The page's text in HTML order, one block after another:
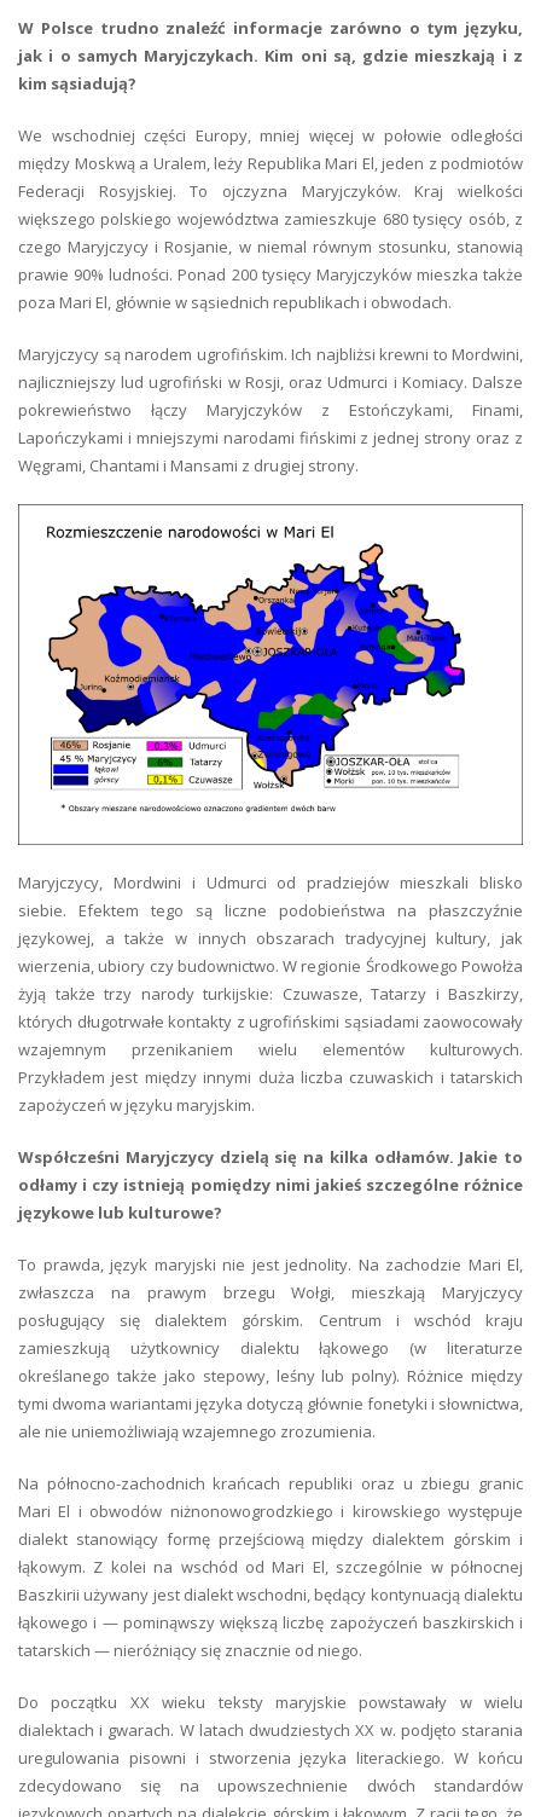
W Polsce trudno znaleźć informacje zarówno o tym języku,
jak i o samych Maryjczykach. Kim oni są, gdzie mieszkają i z
kim sąsiadują?
We wschodniej części Europy, mniej więcej w połowie odległości
między Moskwą a Uralem, leży Republika Mari El, jeden z podmiotów
Federacji Rosyjskiej. To ojczyzna Maryjczyków. Kraj wielkości
większego polskiego województwa zamieszkuje 680 tysięcy osób, z
czego Maryjczycy i Rosjanie, w niemal równym stosunku, stanowią
prawie 90% ludności. Ponad 200 tysięcy Maryjczyków mieszka także
poza Mari El, głównie w sąsiednich republikach i obwodach.
Maryjczycy są narodem ugrofińskim. Ich najbliżsi krewni to Mordwini,
najliczniejszy lud ugrofiński w Rosji, oraz Udmurci i Komiacy. Dalsze
pokrewieństwo łączy Maryjczyków z Estończykami, Finami,
Lapończykami i mniejszymi narodami fińskimi z jednej strony oraz z
Węgrami, Chantami i Mansami z drugiej strony.
Maryjczycy, Mordwini i Udmurci od pradziejów mieszkali blisko
siebie. Efektem tego są liczne podobieństwa na płaszczyźnie
językowej, a także w innych obszarach tradycyjnej kultury, jak
wierzenia, ubiory czy budownictwo. W regionie Środkowego Powołża
żyją także trzy narody turkijskie: Czuwasze, Tatarzy i Baszkirzy,
których długotrwałe kontakty z ugrofińskimi sąsiadami zaowocowały
wzajemnym przenikaniem wielu elementów kulturowych.
Przykładem jest między innymi duża liczba czuwaskich i tatarskich
zapożyczeń w języku maryjskim.
Współcześni Maryjczycy dzielą się na kilka odłamów. Jakie to
odłamy i czy istnieją pomiędzy nimi jakieś szczególne różnice
językowe lub kulturowe?
To prawda, język maryjski nie jest jednolity. Na zachodzie Mari El,
zwłaszcza na prawym brzegu Wołgi, mieszkają Maryjczycy
posługujący się dialektem górskim. Centrum i wschód kraju
zamieszkują użytkownicy dialektu łąkowego (w literaturze
określanego także jako stepowy, leśny lub polny). Różnice między
tymi dwoma wariantami języka dotyczą głównie fonetyki i słownictwa,
ale nie uniemożliwiają wzajemnego zrozumienia.
Na północno-zachodnich krańcach republiki oraz u zbiegu granic
Mari El i obwodów niżnonowogrodzkiego i kirowskiego występuje
dialekt stanowiący formę przejściową między dialektem górskim i
łąkowym. Z kolei na wschód od Mari El, szczególnie w północnej
Baszkirii używany jest dialekt wschodni, będący kontynuacją dialektu
łąkowego i — pominąwszy większą liczbę zapożyczeń baszkirskich i
tatarskich — nieróżniący się znacznie od niego.
Do początku XX wieku teksty maryjskie powstawały w wielu
dialektach i gwarach. W latach dwudziestych XX w. podjęto starania
uregulowania pisowni i stworzenia języka literackiego. W końcu
zdecydowano się na upowszechnienie dwóch standardów